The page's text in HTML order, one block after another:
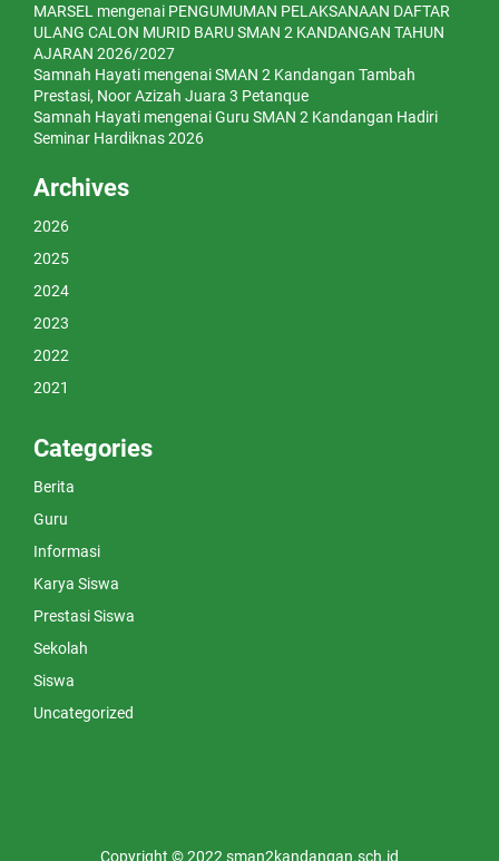
MARSEL mengenai PENGUMUMAN PELAKSANAAN DAFTAR
ULANG CALON MURID BARU SMAN 2 KANDANGAN TAHUN
AJARAN 2026/2027
Samnah Hayati mengenaiSMAN 2 Kandangan Tambah
Prestasi, Noor Azizah Juara 3 Petanque
Samnah Hayati mengenaiGuru SMAN 2 Kandangan Hadiri
Seminar Hardiknas 2026
Archives
2026
2025
2024
2023
2022
2021
Categories
Berita
Guru
Informasi
Karya Siswa
Prestasi Siswa
Sekolah
Siswa
Uncategorized
Copyright © 2022 sman2kandangan.sch.id